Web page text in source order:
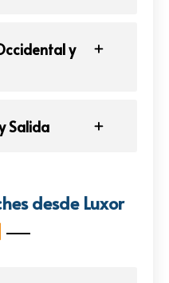
y
Salida
desde Luxor